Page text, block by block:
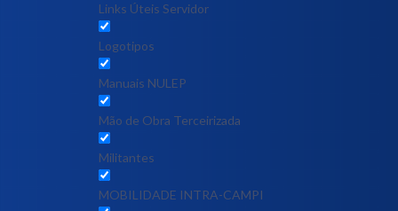
Links Úteis Servidor
Logotipos
Manuais NULEP
Mão de Obra Terceirizada
Militantes
MOBILIDADE INTRA-CAMPI